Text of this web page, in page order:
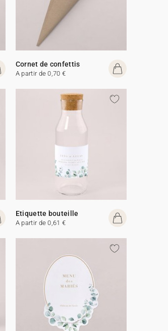
Cornet de confettis
A partir de 0,70 €
Etiquette bouteille
A partir de 0,61 €